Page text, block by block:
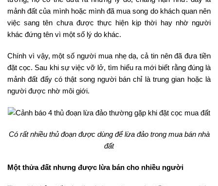
mảnh đất của mình hoặc mình đã mua song do khách quan nên
việc sang tên chưa được thực hiện kịp thời hay nhờ người
khác đứng tên vì một số lý do khác.
Chính vì vậy, một số người mua nhẹ dạ, cả tin nên đã đưa tiền
đặt cọc. Sau khi sự việc vỡ lở, tìm hiểu ra mới biết rằng đúng là
mảnh đất đấy có thật song người bán chỉ là trung gian hoặc là
người được nhờ môi giới.
Có rất nhiều thủ đoạn được dùng để lừa đảo trong mua bán nhà
đất
Một thửa đất nhưng được lừa bán cho nhiều người